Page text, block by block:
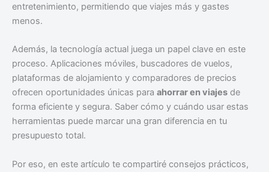
entretenimiento, permitiendo que viajes más y gastes
menos.
Además, la tecnología actual juega un papel clave en este
proceso. Aplicaciones móviles, buscadores de vuelos,
plataformas de alojamiento y comparadores de precios
ofrecen oportunidades únicas para ahorrar en viajes de
forma eficiente y segura. Saber cómo y cuándo usar estas
herramientas puede marcar una gran diferencia en tu
presupuesto total.
Por eso, en este artículo te compartiré consejos prácticos,